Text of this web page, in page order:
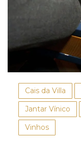
Cais da Villa
Jantar Vínico
Vinhos